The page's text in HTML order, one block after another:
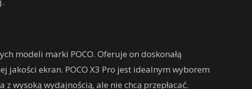
modeli marki POCO. Oferuje on doskonałą
jakości ekran. POCO X3 Pro jest idealnym wyborem
wysoką wydajnością, ale nie chcą przepłacać.